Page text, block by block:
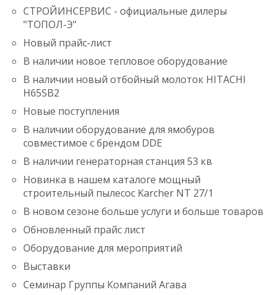
СТРОЙИНСЕРВИС - официальные дилеры
"ТОПОЛ-Э"
Новый прайс-лист
В наличии новое тепловое оборудование
В наличии новый отбойный молоток HITACHI
H65SB2
Новые поступления
В наличии оборудование для ямобуров
совместимое c брендом DDE
В наличии генераторная станция 53 кв
Новинка в нашем каталоге мощный
строительный пылесос Karcher NT 27/1
В новом сезоне больше услуги и больше товаров
Обновленный прайс лист
Оборудование для мероприятий
Выставки
Семинар Группы Компаний Агава